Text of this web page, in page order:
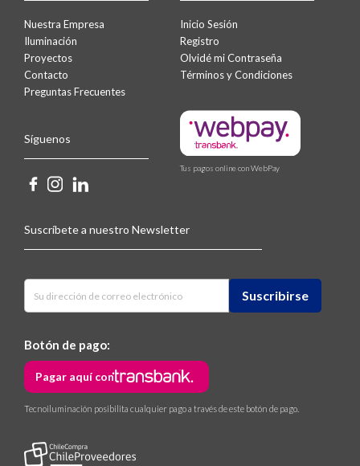
Nuestra Empresa
Iluminación
Proyectos
Contacto
Preguntas Frecuentes
Síguenos
Inicio Sesión
Registro
Olvidé mi Contraseña
Términos y Condiciones
Tus pagos online con WebPay
Suscríbete a nuestro Newsletter
Botón de pago:
Pagar aquí con
Tecnoiluminación posibilita cualquier pago a través de este botón de pago.